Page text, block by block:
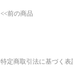
<<前の商品
特定商取引法に基づく表